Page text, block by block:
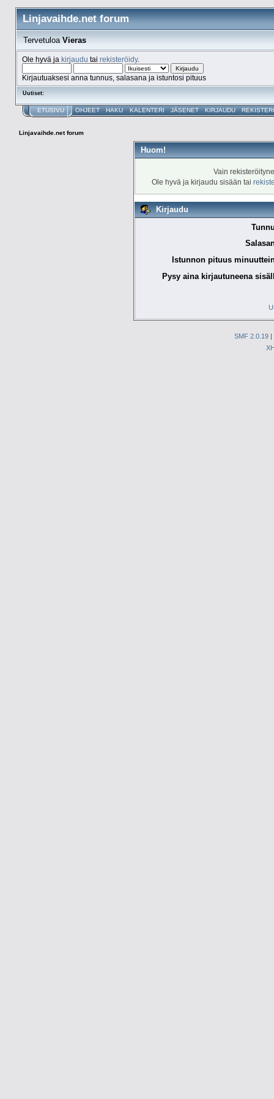
Linjavaihde.net forum
TervetuloaVieras
Ole hyvä ja kirjaudu tai rekisteröidy.
Kirjautuaksesi anna tunnus, salasana ja istuntosi pituus
Uutiset:
ETUSIVU OHJEET HAKU KALENTERI JÄSENET KIRJAUDU
Linjavaihde.net forum
Huom!
Vain
Ole hyvä ja kirjaudu sisään tai
Kirjaudu
Istunnon pituus
Pysy aina kirjautuneena
SMF 2.0.19